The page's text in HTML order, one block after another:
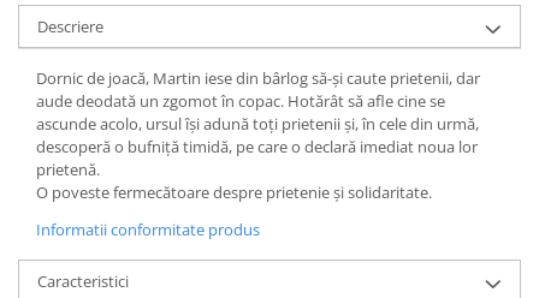
Editura Bookzone
Editura Cartea Copiilor
Editura Cartemma
Editura Casa
Editura Corint
Editura Frontiera
Editura Gama
Editura Kreativ
Descriere
Dornic de joacă, Martin iese din bârlog să-și caute prietenii, dar
aude deodată un zgomot în copac. Hotărât să afle cine se
ascunde acolo, ursul își adună toți prietenii și, în cele din urmă,
descoperă o bufniță timidă, pe care o declară imediat noua lor
prietenă.
O poveste fermecătoare despre prietenie și solidaritate.
Informatii conformitate produs
Caracteristici